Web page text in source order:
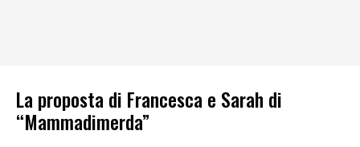
La proposta di Francesca e Sarah di
“Mammadimerda”